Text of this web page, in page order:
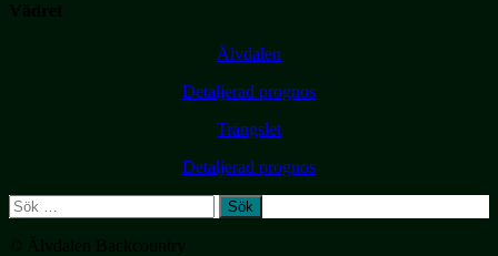
Älvdalen
Detaljerad prognos
Trängslet
Detaljerad prognos
Sök
efter: